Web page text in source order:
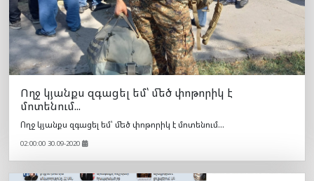
Ողջ կյանքս զգացել եմ՝ մեծ փոթորիկ է
մոտենում...
Ողջ կյանքս զգացել եմ՝ մեծ փոթորիկ է մոտենում...
02:00:00 30.09-2020